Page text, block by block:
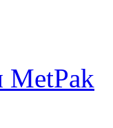
MetPak